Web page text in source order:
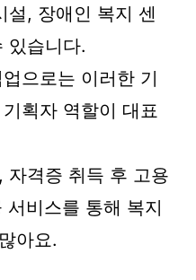
설, 장애인 복지 센
있습니다.
으로는 이러한 기
획자 역할이 대표
자격증 취득 후 고용
비스를 통해 복지
아요.